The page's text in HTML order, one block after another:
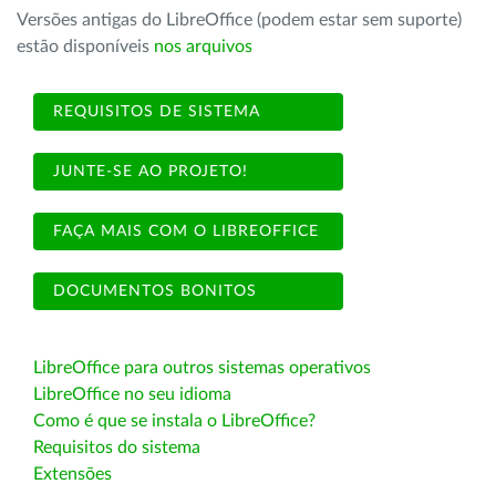
Versões antigas do LibreOffice (podem estar sem suporte)
estão disponíveis nos arquivos
REQUISITOS DE SISTEMA
JUNTE-SE AO PROJETO!
FAÇA MAIS COM O LIBREOFFICE
DOCUMENTOS BONITOS
LibreOffice para outros sistemas operativos
LibreOffice no seu idioma
Como é que se instala o LibreOffice?
Requisitos do sistema
Extensões